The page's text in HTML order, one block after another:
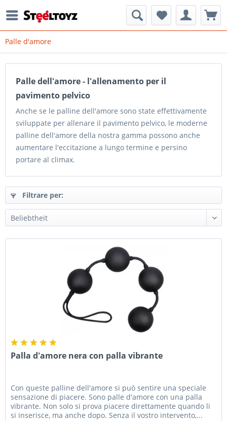
Palle d'amore
Palle dell'amore - l'allenamento per il
pavimento pelvico
Anche se le palline dell'amore sono state effettivamente
sviluppate per allenare il pavimento pelvico, le moderne
palline dell'amore della nostra gamma possono anche
aumentare l'eccitazione a lungo termine e persino
portare al climax.
Filtrare per:
Palla d'amore nera con palla vibrante
Con queste palline dell'amore si può sentire una speciale
sensazione di piacere. Sono palle d'amore con una palla
vibrante. Non solo si prova piacere direttamente quando li
si inserisce, ma anche dopo. Senza il vostro intervento,...